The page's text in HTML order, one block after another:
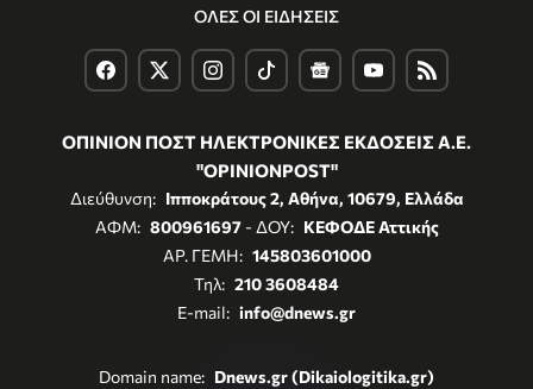
ΟΛΕΣ ΟΙ ΕΙΔΗΣΕΙΣ
ΟΠΙΝΙΟΝ ΠΟΣΤ ΗΛΕΚΤΡΟΝΙΚΕΣ ΕΚΔΟΣΕΙΣ Α.Ε.
"OPINIONPOST"
Διεύθυνση: Ιπποκράτους 2, Αθήνα, 10679, Ελλάδα
ΑΦΜ: 800961697- ΔΟΥ: ΚΕΦΟΔΕ Αττικής
ΑΡ. ΓΕΜΗ: 145803601000
Τηλ: 210 3608484
E-mail: info@dnews.gr
Domain name: Dnews.gr (Dikaiologitika.gr)